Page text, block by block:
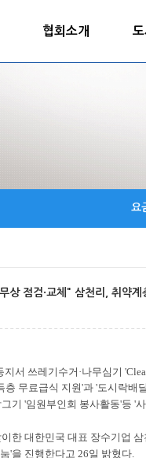
협회소개
요
상 점검·교체" 삼천리, 취약
지서 쓰레기수거 ·나무심기 'Cle
층 무료급식 지원'과 '도시락배
기 '임원부인회 봉사활동'등 '
한 대한민국 대표 장수기업
'을 진행한다고 26일 밝혔다.